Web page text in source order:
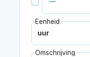
Eenheid
Omschrijving